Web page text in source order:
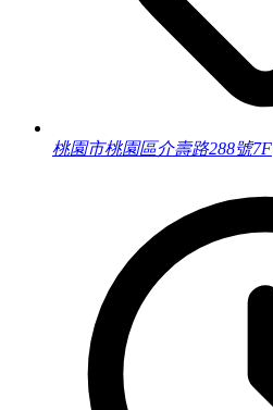
桃園市桃園區介壽路288號7F